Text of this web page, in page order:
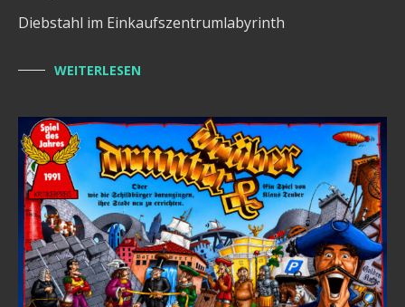
Diebstahl im Einkaufszentrumlabyrinth
WEITERLESEN